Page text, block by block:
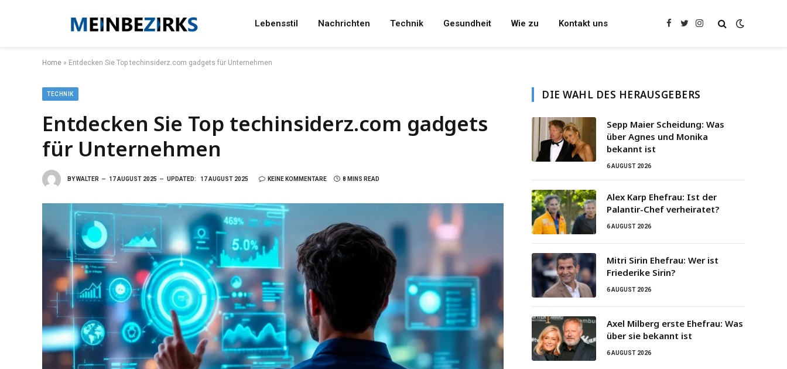
Lebensstil Nachrichten Technik Gesundheit Wie zu Kontakt uns Facebook
TwitterInstagram
Home » Entdecken Sie Top techinsiderz.com gadgets für Unternehmen
TECHNIK
Entdecken Sie Top techinsiderz.com gadgets
für Unternehmen
BYWALTER 17 AUGUST 2025 UPDATED: 17 AUGUST 2025 KEINE KOMMENTARE 8 MINS READ
DIE WAHL DES HERAUSGEBERS
Sepp Maier Scheidung: Was
über Agnes und Monika
bekannt ist
6 AUGUST 2026
Alex Karp Ehefrau: Ist der
Palantir-Chef verheiratet?
6 AUGUST 2026
Mitri Sirin Ehefrau: Wer ist
Friederike Sirin?
6 AUGUST 2026
Axel Milberg erste Ehefrau: Was
über sie bekannt ist
6 AUGUST 2026